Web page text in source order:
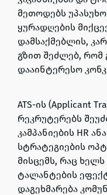
მეთოდებს
ყურადღების
დამსაქმებლის,
გზით შეძლებ, რომ
დააინტერესო
ATS-ის (Applicant
რეკრუტერებს
კამპანიების HR
სტრატეგიების
მისცემს, რაც ხელს
ტალანტების
დაგეხმარება